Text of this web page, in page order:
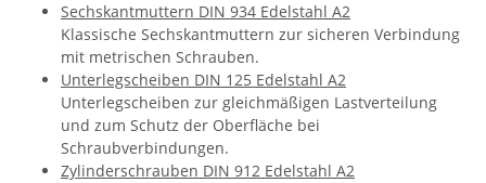
Sechskantmuttern DIN 934 Edelstahl A2
Klassische Sechskantmuttern zur sicheren Verbindung
mit metrischen Schrauben.
Unterlegscheiben DIN 125 Edelstahl A2
Unterlegscheiben zur gleichmäßigen Lastverteilung
und zum Schutz der Oberfläche bei
Schraubverbindungen.
Zylinderschrauben DIN 912 Edelstahl A2